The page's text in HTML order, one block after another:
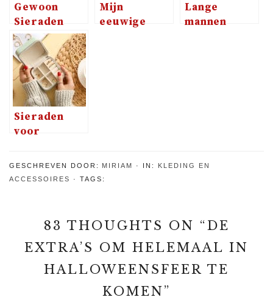
Gewoon
Sieraden
betekent
gewoon
prachtig
Mijn
eeuwige
Lange
mannen
Sieraden
voor
gelegenheden
GESCHREVEN DOOR: MIRIAM IN: KLEDING EN
ACCESSOIRES
TAGS:
83 THOUGHTS ON “DE
EXTRA’S OM HELEMAAL IN
HALLOWEENSFEER TE
KOMEN”